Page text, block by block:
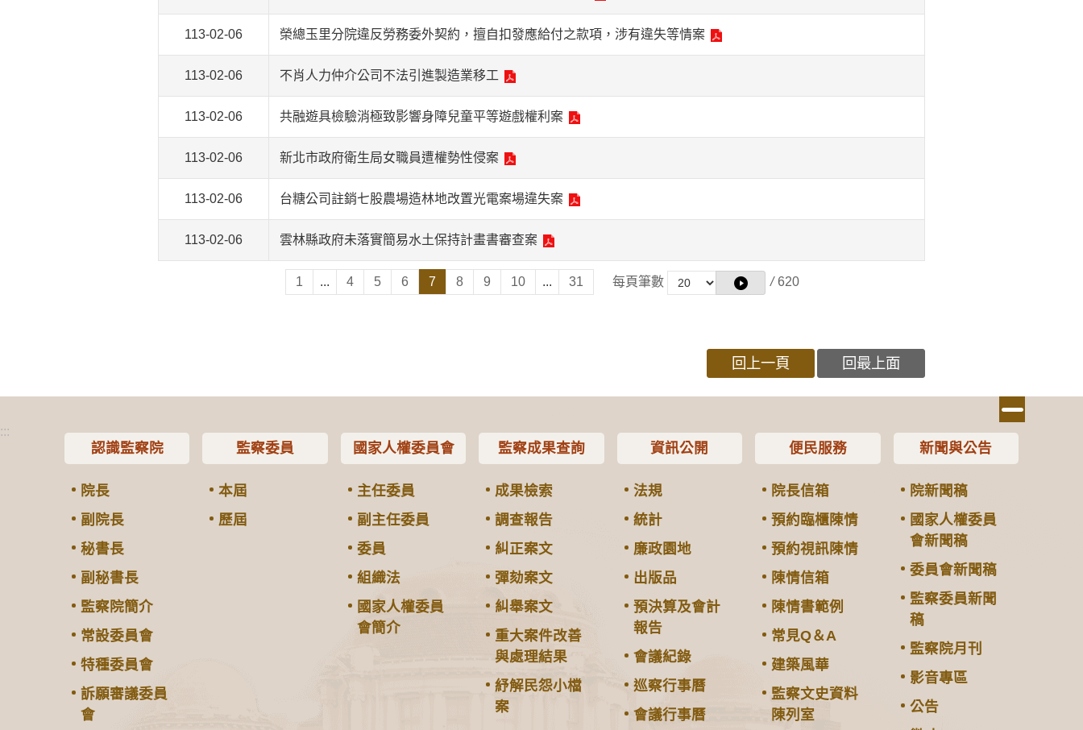
113-02-06 榮總玉里分院違反勞務委外契約，擅自扣發應給付之款項，涉有違失等情案
113-02-06 不肖人力仲介公司不法引進製造業移工
113-02-06 共融遊具檢驗消極致影響身障兒童平等遊戲權利案
113-02-06 新北市政府衛生局女職員遭權勢性侵案
113-02-06 台糖公司註銷七股農場造林地改置光電案場違失案
113-02-06 雲林縣政府未落實簡易水土保持計畫書審查案
1 ... 4 5 6 7 8 9 10 ... 31 每頁筆數 / 620
回上一頁 回最上面
:::
認識監察院
院長
副院長
秘書長
副秘書長
監察院簡介
常設委員會
特種委員會
訴願審議委員
會
監察委員
本屆
歷屆
國家人權委員會
主任委員
副主任委員
委員
組織法
國家人權委員
會簡介
監察成果查詢
成果檢索
調查報告
糾正案文
彈劾案文
糾舉案文
重大案件改善
與處理結果
紓解民怨小檔
案
資訊公開
法規
統計
廉政園地
出版品
預決算及會計
報告
會議紀錄
巡察行事曆
會議行事曆
便民服務
院長信箱
預約臨櫃陳情
預約視訊陳情
陳情信箱
陳情書範例
常見Q＆A
建築風華
監察文史資料
陳列室
新聞與公告
院新聞稿
國家人權委員
會新聞稿
委員會新聞稿
監察委員新聞
稿
監察院月刊
影音專區
公告